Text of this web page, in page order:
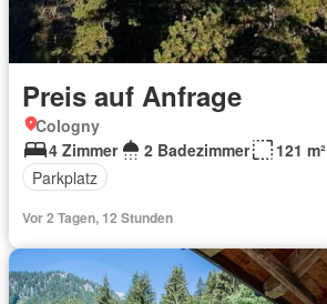
Preis auf Anfrage
Cologny
4 Zimmer
2 Badezimmer
121 m²
Parkplatz
Vor 2 Tagen, 12 Stunden